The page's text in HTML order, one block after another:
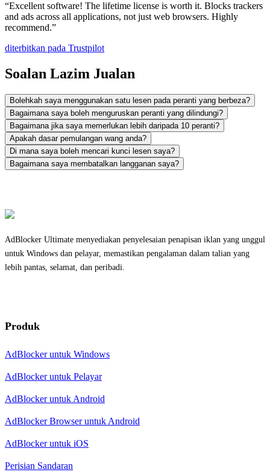
“Excellent software! The lifetime license is worth it. Blocks trackers
and ads across all applications, not just web browsers. Highly
recommend.”
diterbitkan pada Trustpilot
Soalan Lazim Jualan
Bolehkah saya menggunakan satu lesen pada peranti yang berbeza?
Bagaimana saya boleh menguruskan peranti yang dilindungi?
Bagaimana jika saya memerlukan lebih daripada 10 peranti?
Apakah dasar pemulangan wang anda?
Di mana saya boleh mencari kunci lesen saya?
Bagaimana saya membatalkan langganan saya?
AdBlocker Ultimate menyediakan penyelesaian penapisan iklan yang unggul
untuk Windows dan pelayar, memastikan pengalaman dalam talian yang
lebih pantas, selamat, dan peribadi.
Produk
AdBlocker untuk Windows
AdBlocker untuk Pelayar
AdBlocker untuk Android
AdBlocker Browser untuk Android
AdBlocker untuk iOS
Perisian Sandaran